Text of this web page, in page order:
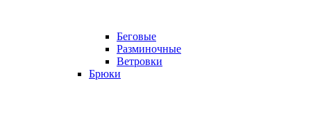
Беговые
Разминочные
Ветровки
Брюки